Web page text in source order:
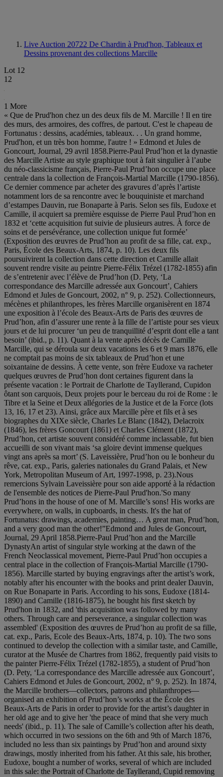
Live Auction 20722 De Chardin à Prud'hon, Tableaux et
Dessins provenant des collections Marcille
Lot 12
12
1 More
« Que de Prud'hon chez un des deux fils de M. Marcille ! Il en tire
des murs, des armoires, des coffres, de partout. C'est le chapeau de
Fortunatus : dessins, académies, tableaux. . . Un grand homme,
Prud'hon, et un très bon homme, l'autre ! » Edmond et Jules de
Goncourt, Journal, 29 avril 1858.Pierre-Paul Prud’hon et la dynastie
des Marcille Artiste au style graphique tout à fait singulier à l’aube
du néo-classicisme français, Pierre-Paul Prud’hon occupe une place
centrale dans la collection de François-Martial Marcille (1790-1856).
Ce dernier commence par acheter des gravures d’après l’artiste
notamment lors de sa rencontre avec le bouquiniste et marchand
d’estampes Dauvin, rue Bonaparte à Paris. Selon ses fils, Eudoxe et
Camille, il acquiert sa première esquisse de Pierre Paul Prud’hon en
1832 et ‘cette acquisition fut suivie de plusieurs autres. À force de
soins et de persévérance, une collection unique fut formée’
(Exposition des œuvres de Prud’hon au profit de sa fille, cat. exp.,
Paris, École des Beaux-Arts, 1874, p. 10). Les deux fils
poursuivirent la collection dans cette direction et Camille allait
souvent rendre visite au peintre Pierre-Félix Trézel (1782-1855) afin
de s’entretenir avec l’élève de Prud’hon (D. Pety, ‘La
correspondance des Marcille adressée aux Goncourt’, Cahiers
Edmond et Jules de Goncourt, 2002, n° 9, p. 252). Collectionneurs,
mécènes et philanthropes, les frères Marcille organisèrent en 1874
une exposition à l’école des Beaux-Arts de Paris des œuvres de
Prud’hon, afin d’assurer une rente à la fille de l’artiste pour ses vieux
jours et de lui procurer ‘un peu de tranquillité d’esprit dont elle a tant
besoin’ (ibid., p. 11). Quant à la vente après décès de Camille
Marcille, qui se déroula sur deux vacations les 6 et 9 mars 1876, elle
ne comptait pas moins de six tableaux de Prud’hon et une
soixantaine de dessins. À cette vente, son frère Eudoxe va racheter
quelques œuvres de Prud’hon dont certaines figurent dans la
présente vacation : le Portrait de Charlotte de Tayllerand, Cupidon
ôtant son carquois, Deux projets pour le berceau du roi de Rome : le
Tibre et la Seine et Deux allégories de la Justice et de la Force (lots
13, 16, 17 et 23). Ainsi, grâce aux Marcille père et fils et à ses
biographes du XIXe siècle, Charles Le Blanc (1842), Delacroix
(1846), les frères Goncourt (1861) et Charles Clément (1872),
Prud’hon, cet artiste souvent considéré comme inclassable, fut bien
accueilli de son vivant mais ‘sa gloire devint immense quelques
vingt ans après sa mort’ (S. Laveissière, Prud’hon ou le bonheur du
rêve, cat. exp., Paris, galeries nationales du Grand Palais, et New
York, Metropolitan Museum of Art, 1997-1998, p. 23).Nous
remercions Sylvain Laveissière pour son aide apporté à la rédaction
de l'ensemble des notices de Pierre-Paul Prud'hon.'So many
Prud’hons in the house of one of M. Marcille’s sons! His works are
everywhere, on walls, in cupboards, in chests. It's the hat of
Fortunatus: drawings, academies, painting… A great man, Prud’hon,
and a very good man the other!”Edmond and Jules de Goncourt,
Journal, 29 April 1858.Pierre-Paul Prud’hon and the Marcille
DynastyAn artist of singular style working at the dawn of the
French Neoclassical movement, Pierre-Paul Prud’hon occupies a
central place in the collection of François-Martial Marcille (1790-
1856). Marcille started by buying engravings after the artist’s work,
notably after his encounter with the books and print dealer Dauvin,
on Rue Bonaparte in Paris. According to his sons, Eudoxe (1814-
1890) and Camille (1816-1875), he bought his first sketch by
Prud'hon in 1832, and 'this acquisition was followed by many
others. Through care and perseverance, a singular collection was
assembled' (Exposition des œuvres de Prud’hon au profit de sa fille,
cat. exp., Paris, Ecole des Beaux-Arts, 1874, p. 10). The two sons
continued to develop the collection with a similar taste, and Camille,
curator at the Musée de Chartres from 1862, frequently paid visits to
the painter Pierre-Félix Trézel (1782-1855), a student of Prud’hon
(D. Pety, ‘La correspondance des Marcille adressée aux Goncourt’,
Cahiers Edmond et Jules de Goncourt, 2002, n° 9, p. 252). In 1874,
the Marcille brothers—collectors, patrons and philanthropes—
organised an exhibition of Prud’hon’s works at the École des
Beaux-Arts de Paris in order to provide for the artist’s daughter in
her old age and to give her 'the peace of mind that she very much
needs' (ibid., p. 11). The sale of Camille’s collection after his death,
which occurred in two sessions on the 6th and 9th of March 1876,
included no less than six paintings by Prud’hon and around sixty
drawings, mostly inherited from his father. At this sale, his brother,
Eudoxe, bought a number of works, several of which are included
in this sale: the Portrait of Charlotte de Tayllerand, Cupid removing